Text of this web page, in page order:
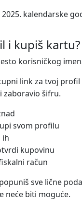
kalendarske
i kupiš kartu?
korisničkog
link za tvoj
zaboravio šifru.
svom profilu
ih
kupovinu
račun
sve lične
neće biti moguće.